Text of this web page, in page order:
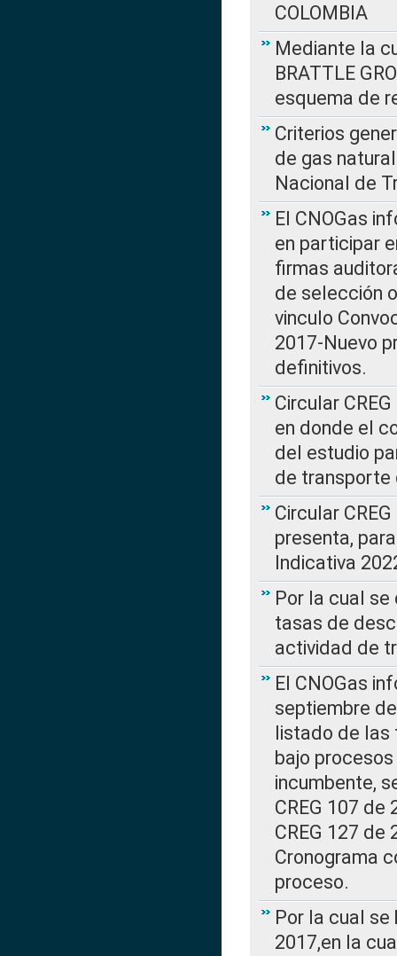
COLOMBIA
Mediante la
BRATTLE
esquema de
Criterios
de gas
Nacional de
El CNOGas
en participar
firmas
de selección
vinculo
2017-Nuevo
definitivos.
Circular
en donde el
del estudio
de transporte
Circular
presenta,
Indicativa
Por la cual
tasas de
actividad de
El CNOGas
septiembre
listado de las
bajo
incumbente,
CREG 107
CREG 127 de
Cronograma
proceso.
Por la cual se
2017,en la